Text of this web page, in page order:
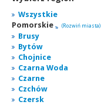
Wszystkie
Pomorskie
(Rozwiń miasta)
Brusy
Bytów
Chojnice
Czarna Woda
Czarne
Czchów
Czersk